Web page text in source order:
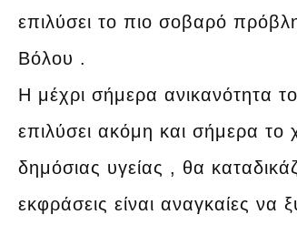
επιλύσει το πιο σοβαρό
Βόλου .
Η μέχρι σήμερα ανικανότητα
επιλύσει ακόμη και σήμερα
δημόσιας υγείας , θα
εκφράσεις είναι αναγκαίες